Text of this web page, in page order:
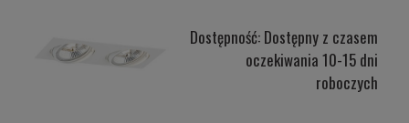
Dostępność: Dostępny z czasem
oczekiwania 10-15 dni
roboczych